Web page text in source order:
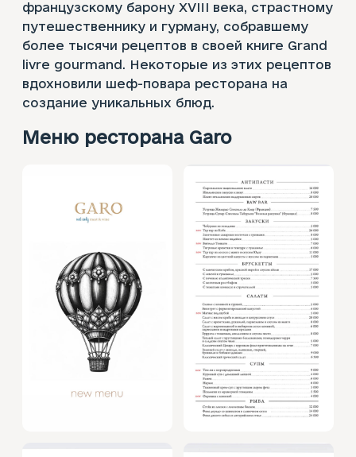
французскому барону XVIII века, страстному
путешественнику и гурману, собравшему
более тысячи рецептов в своей книге Grand
livre gourmand. Некоторые из этих рецептов
вдохновили шеф-повара ресторана на
создание уникальных блюд.
Меню ресторана Garo